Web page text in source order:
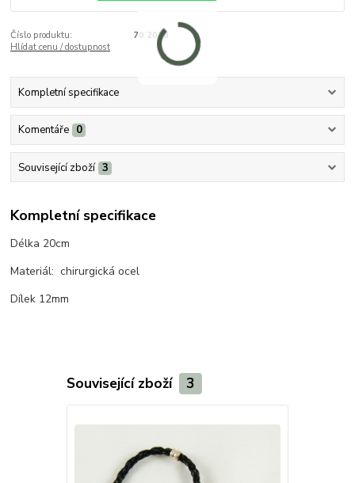
Číslo produktu:
70 2026
Hlídat cenu / dostupnost
Kompletní specifikace
Komentáře 0
Související zboží 3
Kompletní specifikace
Délka 20cm
Materiál: chirurgická ocel
Dílek 12mm
Související zboží 3